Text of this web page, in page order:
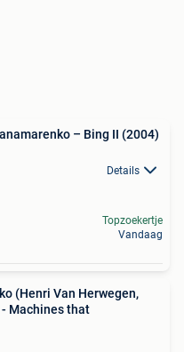
– Bing II (2004)
Details
Topzoekertje
Vandaag
(Henri Van Herwegen,
Machines that